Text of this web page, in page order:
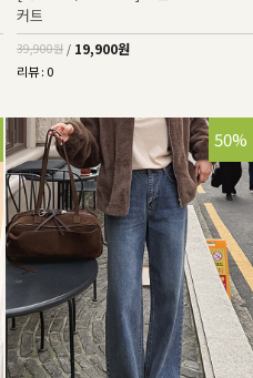
커트
39,900원 / 19,900원
리뷰 : 0
50%